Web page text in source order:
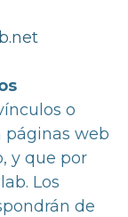
o
páginas web
y que por
Los
de